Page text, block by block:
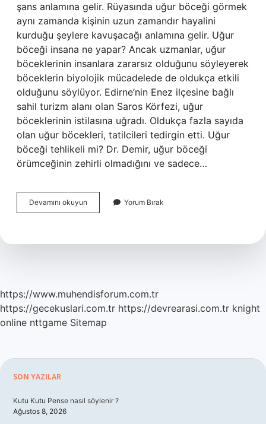
şans anlamına gelir. Rüyasında uğur böceği görmek
aynı zamanda kişinin uzun zamandır hayalini
kurduğu şeylere kavuşacağı anlamına gelir. Uğur
böceği insana ne yapar? Ancak uzmanlar, uğur
böceklerinin insanlara zararsız olduğunu söyleyerek
böceklerin biyolojik mücadelede de oldukça etkili
olduğunu söylüyor. Edirne’nin Enez ilçesine bağlı
sahil turizm alanı olan Saros Körfezi, uğur
böceklerinin istilasına uğradı. Oldukça fazla sayıda
olan uğur böcekleri, tatilcileri tedirgin etti. Uğur
böceği tehlikeli mi? Dr. Demir, uğur böceği
örümceğinin zehirli olmadığını ve sadece…
Devamını okuyun
Böceği
Ne
Yorum Bırak
https://www.muhendisforum.com.tr
https://gecekuslari.com.tr https://devrearasi.com.tr knight
online nttgame Sitemap
Sidebar
SON YAZILAR
Kutu Kutu Pense nasıl söylenir ?
Ağustos 8, 2026